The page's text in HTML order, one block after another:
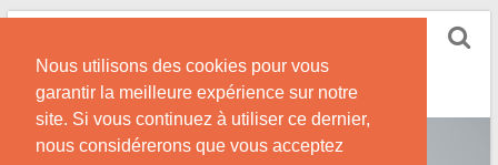
Nous utilisons des cookies pour vous
garantir la meilleure expérience sur notre
site. Si vous continuez à utiliser ce dernier,
nous considérerons que vous acceptez
Skip
content
Conseils et Infos pour la Rencontre d'une Belle
Africaine !